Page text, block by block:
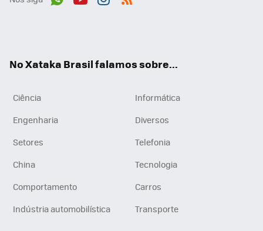
No Xataka Brasil falamos sobre...
Ciência
Informática
Engenharia
Diversos
Setores
Telefonia
China
Tecnologia
Comportamento
Carros
Indústria automobilística
Transporte